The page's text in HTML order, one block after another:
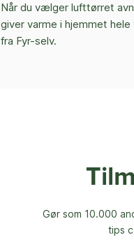
Når du vælger lufttørret
giver varme i hjemmet
fra Fyr-selv.
Gør som 10.000
tips